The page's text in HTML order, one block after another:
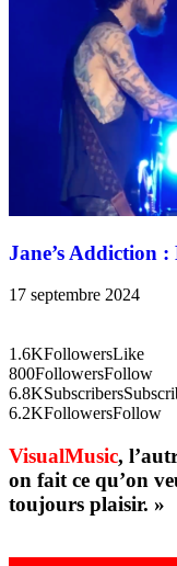
Jane’s Addiction :
17 septembre 2024
1.6KFollowersLike
800FollowersFollow
6.8KSubscribers
6.2KFollowersFollow
VisualMusic,
on fait ce qu’on
toujours plaisir. »